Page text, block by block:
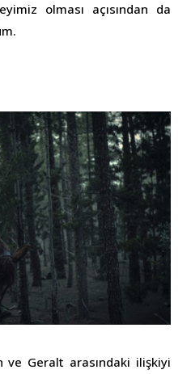
olması açısından da
ve Geralt arasındaki ilişkiyi